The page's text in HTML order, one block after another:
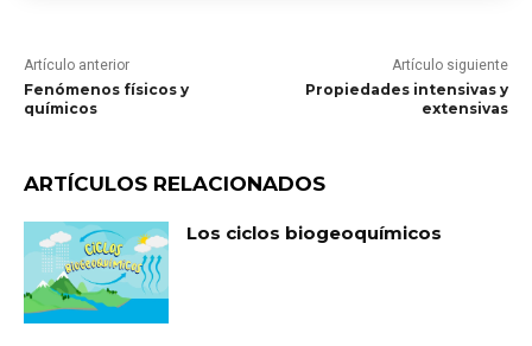
Artículo anterior
Fenómenos físicos y
químicos
Artículo siguiente
Propiedades intensivas y
extensivas
ARTÍCULOS RELACIONADOS
Los ciclos biogeoquímicos